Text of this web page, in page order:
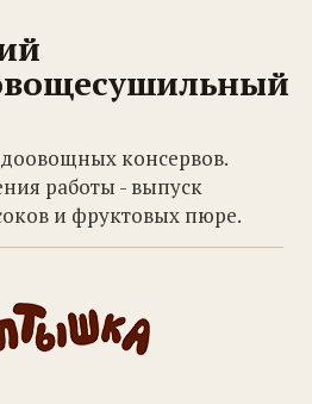
консервов.
работы - выпуск
и фруктовых пюре.